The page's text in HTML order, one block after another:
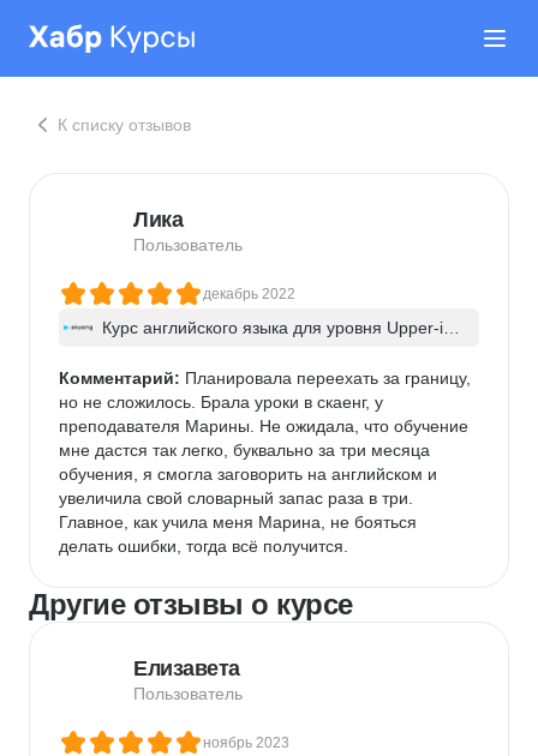
К списку отзывов
Лика
Пользователь
декабрь 2022
Курс английского языка для уровня Upper-int
Комментарий: Планировала переехать за границу,
но не сложилось. Брала уроки в скаенг, у
преподавателя Марины. Не ожидала, что обучение
мне дастся так легко, буквально за три месяца
обучения, я смогла заговорить на английском и
увеличила свой словарный запас раза в три.
Главное, как учила меня Марина, не бояться
делать ошибки, тогда всё получится.
Другие отзывы о курсе
Елизавета
Пользователь
ноябрь 2023